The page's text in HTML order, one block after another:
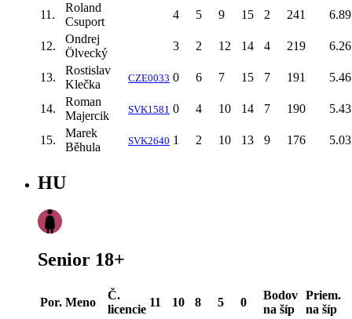
11.
Roland
Csuport
4 5 9 15 2 241 6.89
12.
Ondrej
Ölvecký
3 2 12 14 4 219 6.26
13.
Rostislav
Klečka
CZE0033 0 6 7 15 7 191 5.46
14.
Roman
Majercik
SVK1581 0 4 10 14 7 190 5.43
15.
Marek
Běhula
SVK2640 1 2 10 13 9 176 5.03
HU
Senior 18+
Por. Meno
Č.
licencie
11 10 8 5 0
Bodov
na šíp
Priem.
na šíp